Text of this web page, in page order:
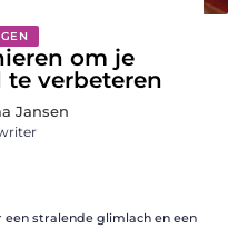
om je
verbeteren
Jansen
een stralende glimlach en een